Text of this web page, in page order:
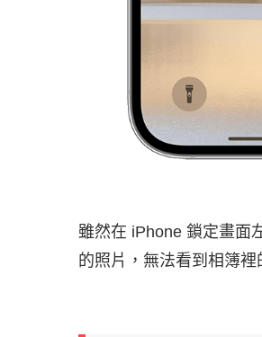
雖然在 iPhone 鎖定畫面
的照片，無法看到相簿